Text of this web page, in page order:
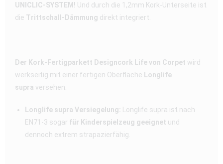
UNICLIC-SYSTEM! Und durch die 1,2mm Kork-Unterseite ist
die Trittschall-Dämmung direkt integriert.
Der Kork-Fertigparkett Designcork Life von Corpet wird
werkseitig mit einer fertigen Oberfläche
Longlife
supra versehen.
Longlife supra Versiegelung:
Longlife supra ist nach
EN71-3 sogar für Kinderspielzeug geeignet und
dennoch extrem strapazierfähig.